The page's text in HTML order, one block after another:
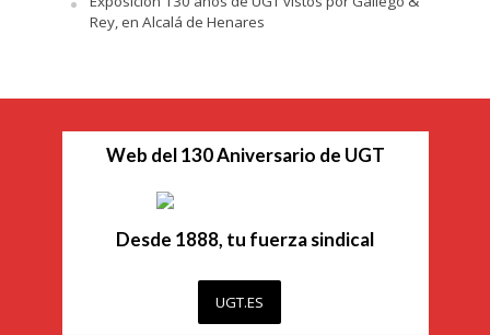
Rey, en Alcalá de Henares
Web del 130 Aniversario de UGT
Desde 1888, tu fuerza sindical
UGT.ES